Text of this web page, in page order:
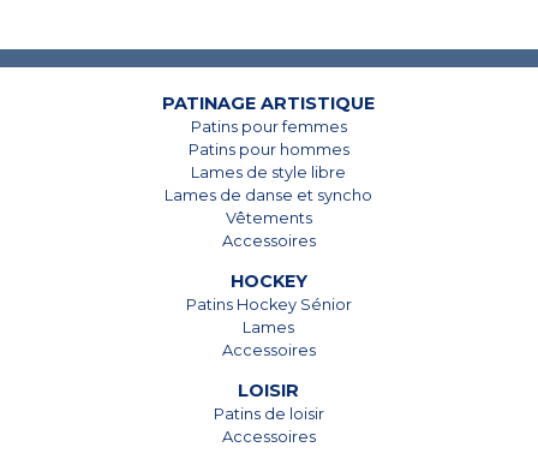
7825, Boul. Taschereau
Brossard, Qc
J4Y 1A4
450 678-5442
PATINAGE ARTISTIQUE
Patins pour femmes
Patins pour hommes
Lames de style libre
Lames de danse et syncho
Vêtements
Accessoires
HOCKEY
Patins Hockey Sénior
Lames
Accessoires
LOISIR
Patins de loisir
Accessoires
7825, Boul. Taschereau
Brossard, Qc
J4Y 1A4
450 678-5442